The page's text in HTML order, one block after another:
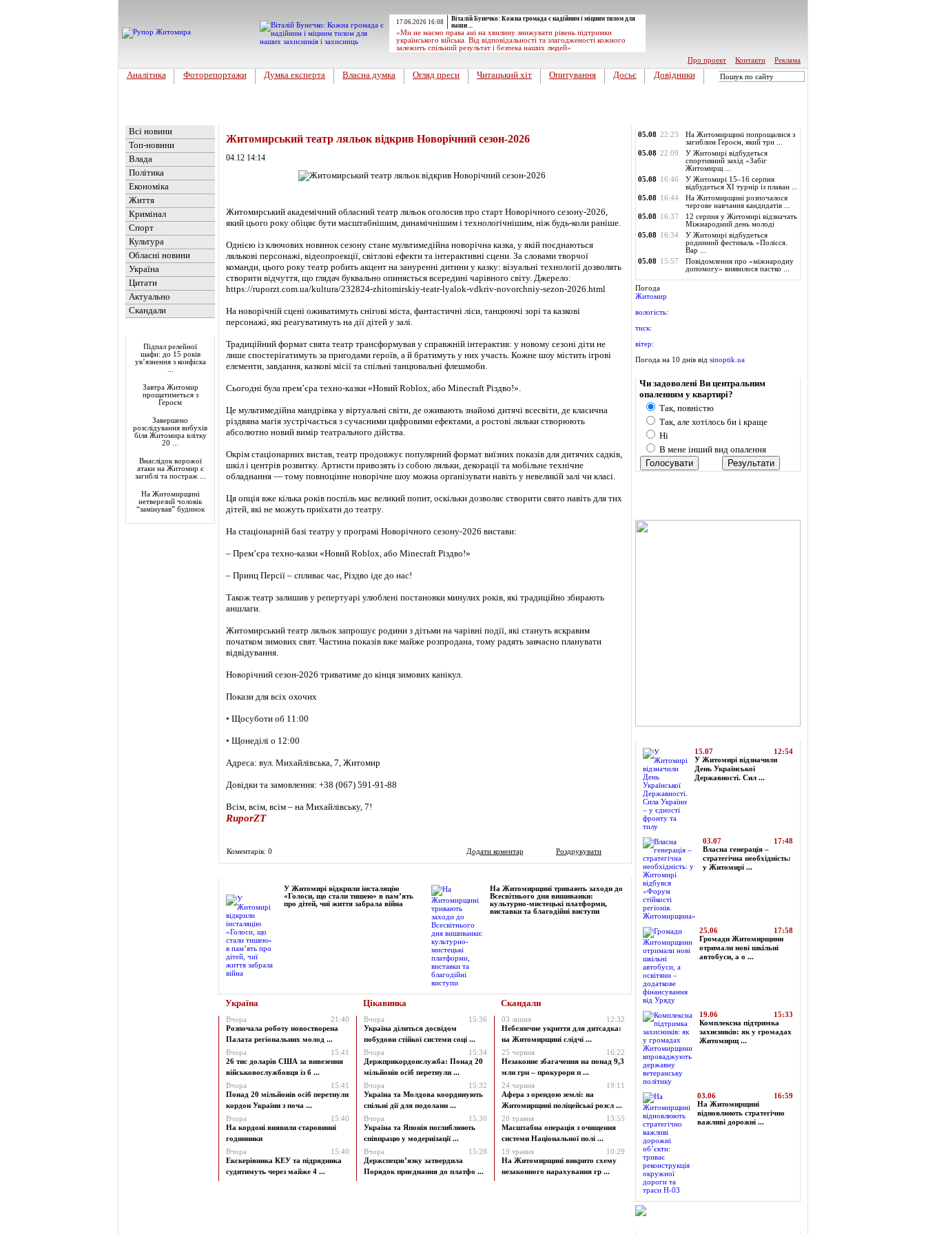
17.06.2026 16:08
Віталій Бунечко: Кожна громада є надійним і міцним тилом для
наши ...
«Ми не маємо права ані на хвилину знижувати рівень підтримки
українського війська. Від відповідальності та злагодженості кожного
залежить спільний результат і безпека наших людей»
Про проект
Контакти Реклама
Аналітика Фоторепортажи Думка експерта Власна думка Огляд преси Читацький хіт Опитування Досьє Довідники
Всі новини
Топ-новини
Влада
Політика
Економіка
Життя
Кримінал
Спорт
Культура
Обласні новини
Україна
Цитати
Актуально
Скандали
Підпал релейної
шафи: до 15 років
ув’язнення з конфіска
Завтра Житомир
прощатиметься з
Героєм
Завершено
розслідування вибухів
біля Житомира влітку
20 ...
Внаслідок ворожої
атаки на Житомир є
загиблі та постраж ...
На Житомирщині
нетверезий чоловік
“замінував” будинок
Житомирський театр ляльок відкрив Новорічний сезон-2026
04.12 14:14
Житомирський академічний обласний театр ляльок оголосив про старт Новорічного сезону-2026,
який цього року обіцяє бути масштабнішим, динамічнішим і технологічнішим, ніж будь-коли раніше.
Однією із ключових новинок сезону стане мультимедійна новорічна казка, у якій поєднаються
лялькові персонажі, відеопроекції, світлові ефекти та інтерактивні сцени. За словами творчої
команди, цього року театр робить акцент на зануренні дитини у казку: візуальні технології дозволять
створити відчуття, що глядач буквально опиняється всередині чарівного світу. Джерело:
https://ruporzt.com.ua/kultura/232824-zhitomirskiy-teatr-lyalok-vdkriv-novorchniy-sezon-2026.html
На новорічній сцені оживатимуть снігові міста, фантастичні ліси, танцюючі зорі та казкові
персонажі, які реагуватимуть на дії дітей у залі.
Традиційний формат свята театр трансформував у справжній інтерактив: у новому сезоні діти не
лише спостерігатимуть за пригодами героїв, а й братимуть у них участь. Кожне шоу містить ігрові
елементи, завдання, казкові місії та спільні танцювальні флешмоби.
Сьогодні була прем’єра техно-казки «Новий Roblоx, або Minecraft Різдво!».
Це мультимедійна мандрівка у віртуальні світи, де оживають знайомі дитячі всесвіти, де класична
різдвяна магія зустрічається з сучасними цифровими ефектами, а ростові ляльки створюють
абсолютно новий вимір театрального дійства.
Окрім стаціонарних вистав, театр продовжує популярний формат виїзних показів для дитячих садків,
шкіл і центрів розвитку. Артисти привозять із собою ляльки, декорації та мобільне технічне
обладнання — тому повноцінне новорічне шоу можна організувати навіть у невеликій залі чи класі.
Ця опція вже кілька років поспіль має великий попит, оскільки дозволяє створити свято навіть для тих
дітей, які не можуть приїхати до театру.
На стаціонарній базі театру у програмі Новорічного сезону-2026 вистави:
– Прем’єра техно-казки «Новий Roblоx, або Minecraft Різдво!»
– Принц Персії – спливає час, Різдво іде до нас!
Також театр залишив у репертуарі улюблені постановки минулих років, які традиційно збирають
аншлаги.
Житомирський театр ляльок запрошує родини з дітьми на чарівні події, які стануть яскравим
початком зимових свят. Частина показів вже майже розпродана, тому радять завчасно планувати
відвідування.
Новорічний сезон-2026 триватиме до кінця зимових канікул.
Покази для всіх охочих
• Щосуботи об 11:00
• Щонеділі о 12:00
Адреса: вул. Михайлівська, 7, Житомир
Довідки та замовлення: +38 (067) 591-91-88
Всім, всім, всім – на Михайлівську, 7!
RuporZT
Коментарів: 0 Додати коментар Роздрукувати
У Житомирі відкрили інсталяцію
«Голоси, що стали тишею» в пам’ять
про дітей, чиї життя забрала війна
На Житомирщині тривають заходи до
Всесвітнього дня вишиванки:
культурно-мистецькі платформи,
виставки та благодійні виступи
Україна Цікавинка Скандали
Вчора
21:40
Розпочала роботу новостворена
Палата регіональних молод ...
Вчора
15:41
26 тис доларів США за вивезення
військовослужбовця із б ...
Вчора
15:41
Понад 20 мільйонів осіб перетнули
кордон України з поча ...
Вчора
15:40
На кордоні виявили старовинні
годинники
Вчора
15:40
Екскерівника КЕУ та підрядника
судитимуть через майже 4 ...
Вчора
15:36
Україна ділиться досвідом
побудови стійкої системи соці ...
Вчора
15:34
Держприкордонслужба: Понад 20
мільйонів осіб перетнули ...
Вчора
15:32
Україна та Молдова координують
спільні дії для подоланн ...
Вчора
15:30
Україна та Японія поглиблюють
співпрацю у модернізації ...
Вчора
15:28
Держспецзв’язку затвердила
Порядок приєднання до платфо ...
03 липня
12:32
Небезпечне укриття для дитсадка:
на Житомирщині слідчі ...
25 червня
16:22
Незаконне збагачення на понад 9,3
млн грн – прокурори п ...
24 червня
19:11
Афера з орендою землі: на
Житомирщині поліцейські розсл ...
20 травня
13:55
Масштабна операція з очищення
системи Національної полі ...
19 травня
10:29
На Житомирщині викрито схему
незаконного нарахування гр ...
05.08 22:23
На Житомирщині попрощалися з
загиблим Героєм, який три ...
05.08 22:09
У Житомирі відбудеться
спортивний захід «Забіг
Житомирщ ...
05.08 16:46
У Житомирі 15–16 серпня
відбудеться XI турнір із плаван ...
05.08 16:44
На Житомирщині розпочалося
чергове навчання кандидатів ...
05.08 16:37
12 серпня у Житомирі відзначать
Міжнародний день молоді
05.08 16:34
У Житомирі відбудеться
родинний фестиваль «Полісся.
Вар ...
05.08 15:57
Повідомлення про «міжнародну
допомогу» виявилося пастко ...
Погода
Житомир
вологість:
тиск:
вітер:
Погода на 10 днів від sinoptik.ua
Чи задоволені Ви центральним
опаленням у квартирі?
Так, повністю
Так, але хотілось би і краще
Ні
В мене інший вид опалення
15.07
12:54
У Житомирі відзначили
День Української
Державності. Сил ...
03.07
17:48
Власна генерація –
стратегічна необхідність:
у Житомирі ...
25.06
17:58
Громади Житомирщини
отримали нові шкільні
автобуси, а о ...
19.06
15:33
Комплексна підтримка
захисників: як у громадах
Житомирщ ...
03.06
16:59
На Житомирщині
відновлюють стратегічно
важливі дорожні ...